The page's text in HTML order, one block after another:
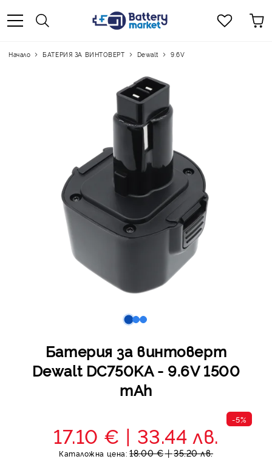
Начало БАТЕРИЯ ЗА ВИНТОВЕРТ Dewalt 9.6V
Батерия за винтоверт
Dewalt DC750KA - 9.6V 1500
mAh
-5%
17.10 € 33.44 лв.
Каталожна цена: 18.00 € 35.20 лв.